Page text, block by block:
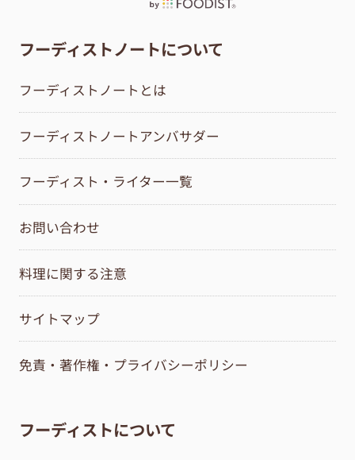
フーディストノートについて
フーディストノートとは
フーディストノートアンバサダー
フーディスト・ライター一覧
お問い合わせ
料理に関する注意
サイトマップ
免責・著作権・プライバシーポリシー
フーディストについて